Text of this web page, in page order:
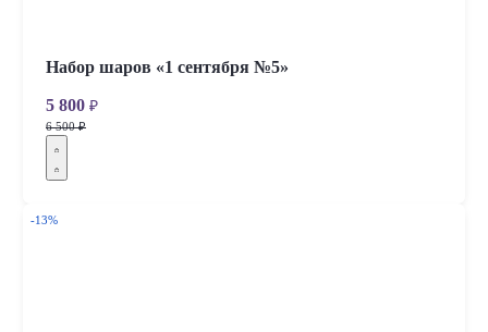
Набор шаров «1 сентября №5»
5 800 ₽
6 500 ₽
-13%